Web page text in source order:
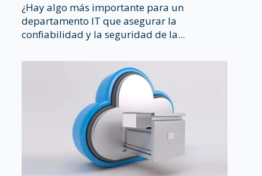
¿Hay algo más importante para un
departamento IT que asegurar la
confiabilidad y la seguridad de la...